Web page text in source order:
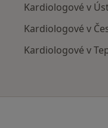
Kardiologové v
Kardiologové v
Kardiologové v